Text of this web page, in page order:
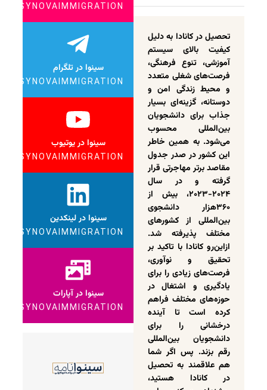
تحصیل در کانادا به دلیل
کیفیت بالای سیستم
آموزشی، تنوع فرهنگی،
فرصت‌های شغلی متعدد
و محیط زندگی امن و
دوستانه، گزینه‌ای بسیار
جذاب برای دانشجویان
بین‌المللی محسوب
می‌شود. به همین خاطر
این کشور در صدر جدول
مقاصد برتر مهاجرتی قرار
گرفته و در سال
۲۰۲۴-۲۰۲۳، بیش از
۳۶۰هزار دانشجوی
بین‌المللی از کشورهای
مختلف پذیرفته شد.
ازاین‌رو کانادا با تاکید بر
تحقیق و نوآوری،
فرصت‌های زیادی را برای
یادگیری و اشتغال در
حوزه‌های مختلف فراهم
کرده است تا آینده
درخشانی را برای
دانشجویان بین‌المللی
رقم بزند‌. پس اگر شما
هم علاقمند به تحصیل
در کانادا هستید،
SYNOVAIMMIGRATION
سینوا در تلگرام
SYNOVAIMMIGRATION
سینوا در یوتیوب
SYNOVAIMMIGRATION
سینوا در لینکدین
SYNOVAIMMIGRATION
سینوا در آپارات
SYNOVAIMMIGRATION